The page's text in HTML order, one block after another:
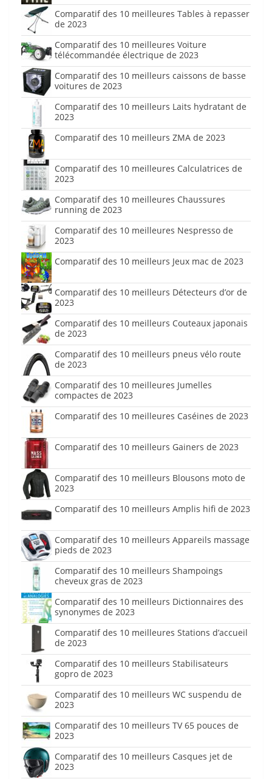
Comparatif des 10 meilleures Tables à repasser
de 2023
Comparatif des 10 meilleures Voiture
télécommandée électrique de 2023
Comparatif des 10 meilleurs caissons de basse
voitures de 2023
Comparatif des 10 meilleurs Laits hydratant de
2023
Comparatif des 10 meilleurs ZMA de 2023
Comparatif des 10 meilleures Calculatrices de
2023
Comparatif des 10 meilleures Chaussures
running de 2023
Comparatif des 10 meilleures Nespresso de
2023
Comparatif des 10 meilleurs Jeux mac de 2023
Comparatif des 10 meilleurs Détecteurs d’or de
2023
Comparatif des 10 meilleurs Couteaux japonais
de 2023
Comparatif des 10 meilleurs pneus vélo route
de 2023
Comparatif des 10 meilleures Jumelles
compactes de 2023
Comparatif des 10 meilleures Caséines de 2023
Comparatif des 10 meilleurs Gainers de 2023
Comparatif des 10 meilleurs Blousons moto de
2023
Comparatif des 10 meilleurs Amplis hifi de 2023
Comparatif des 10 meilleurs Appareils massage
pieds de 2023
Comparatif des 10 meilleurs Shampoings
cheveux gras de 2023
Comparatif des 10 meilleurs Dictionnaires des
synonymes de 2023
Comparatif des 10 meilleures Stations d’accueil
de 2023
Comparatif des 10 meilleurs Stabilisateurs
gopro de 2023
Comparatif des 10 meilleurs WC suspendu de
2023
Comparatif des 10 meilleurs TV 65 pouces de
2023
Comparatif des 10 meilleurs Casques jet de
2023